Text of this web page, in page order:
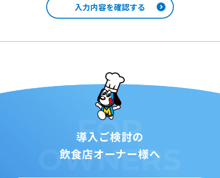
入力内容を確認する
導入ご検討の
飲食店オーナー様へ
FOR
OWNERS